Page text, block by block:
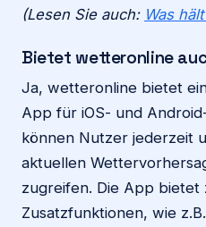
(Lesen Sie auch: Was
Bietet wetteronline
Ja, wetteronline bietet
App für iOS- und
können Nutzer jederzeit
aktuellen
zugreifen. Die App bietet
Zusatzfunktionen, wie